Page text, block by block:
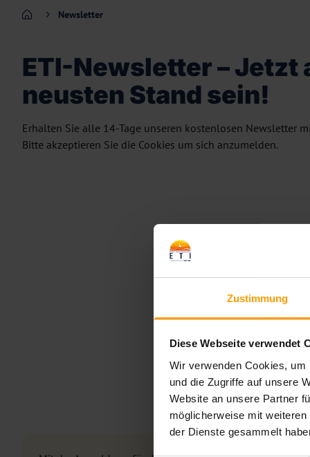
Zustimmung
Diese Webseite verwendet
Wir verwenden Cookies,
und die Zugriffe auf unsere
Website an unsere Partner
möglicherweise mit
der Dienste gesammelt
Newsletter
ETI-Newsletter – Jetzt
neusten Stand sein!
Erhalten Sie alle 14-Tage unseren kostenlosen Newsletter
Bitte akzeptieren Sie die Cookies um sich anzumelden.